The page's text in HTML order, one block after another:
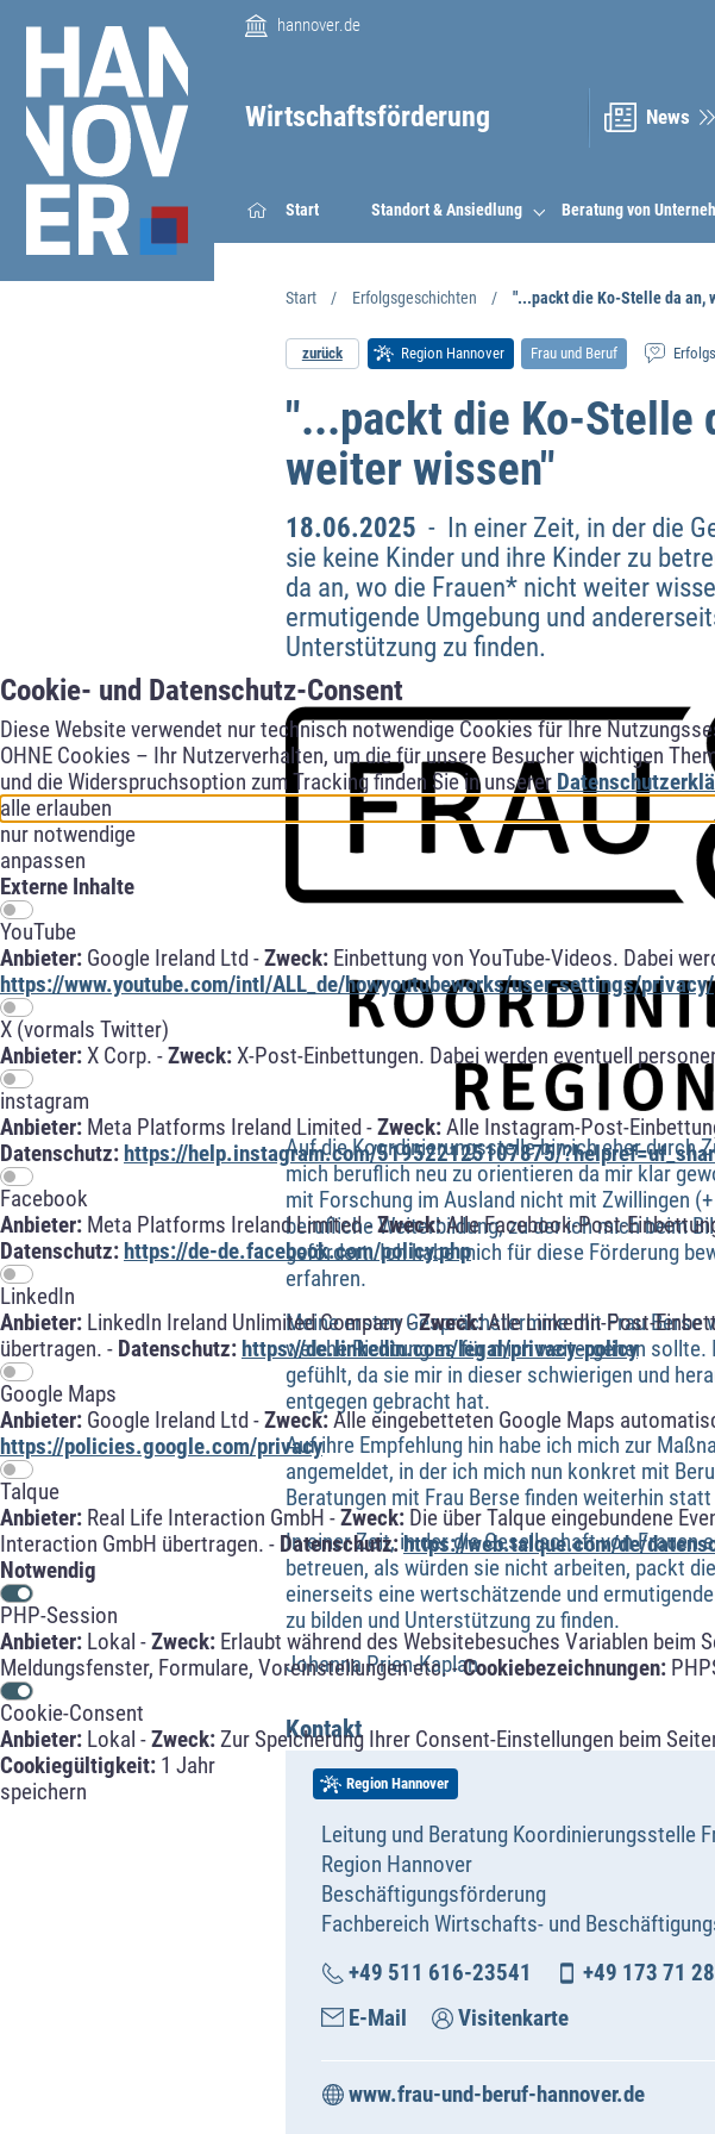
Cookie- und Datenschutz-Consent
Diese Website verwendet nur technisch notwendige Cookies für Ihre
OHNE Cookies – Ihr Nutzerverhalten, um die für unsere Besucher wichtigen
und die Widerspruchsoption zum Tracking finden Sie in unserer
alle erlauben
nur notwendige
anpassen
Externe Inhalte
YouTube
Anbieter: Google Ireland Ltd -Zweck: Einbettung von YouTube-Videos. Dabei
https://www.youtube.com/intl/ALL_de/howyoutubeworks/user-settings/privacy/
X (vormals Twitter)
Anbieter:X Corp. -Zweck:X-Post-Einbettungen. Dabei werden eventuell
instagram
Anbieter: Meta Platforms Ireland Limited -Zweck:Alle Instagram-Post-
Datenschutz: https://help.instagram.com/519522125107875/
Facebook
Anbieter: Meta Platforms Ireland Limited -Zweck:Alle Facebook-Post-
Datenschutz: https://de-de.facebook.com/policy.php
LinkedIn
Anbieter: LinkedIn Ireland Unlimited Company -Zweck:Alle LinkedIn-Post-
übertragen. - Datenschutz: https://de.linkedin.com/legal/privacy-policy
Google Maps
Anbieter: Google Ireland Ltd -Zweck:Alle eingebetteten Google Maps
https://policies.google.com/privacy
Talque
Anbieter: Real Life Interaction GmbH -Zweck: Die über Talque eingebundene
Interaction GmbH übertragen. - Datenschutz: https://web.talque.com/de/
Notwendig
PHP-Session
Anbieter: Lokal -Zweck: Erlaubt während des Websitebesuches Variablen beim
Meldungsfenster, Formulare, Voreinstellungen etc. -Cookiebezeichnungen:
Cookie-Consent
Anbieter: Lokal -Zweck:Zur Speicherung Ihrer Consent-Einstellungen beim
Cookiegültigkeit: 1 Jahr
speichern
Wirtschaftsförderung
Start Standort & Ansiedlung Beratung von
hannover.de
News
Start Erfolgsgeschichten "...packt die Ko-Stelle da an,
zurück Region Hannover Frau und Beruf
"...packt die Ko-Stelle
weiter wissen"
18.06.2025 - In einer Zeit, in der die
sie keine Kinder und ihre Kinder zu
da an, wo die Frauen* nicht weiter
ermutigende Umgebung und
Unterstützung zu finden.
Auf die Koordinierungsstelle bin ich eher durch
mich beruflich neu zu orientieren da mir klar
mit Forschung im Ausland nicht mit Zwillingen
berufliche Weiterbildung, zu der ich mich beim
gefördert. Ich habe mich für diese Förderung
erfahren.
Meine ersten Gesprächstermine mit Frau
welche Richtung es für mich weitergehen
gefühlt, da sie mir in dieser schwierigen und
entgegen gebracht hat.
Auf ihre Empfehlung hin habe ich mich zur
angemeldet, in der ich mich nun konkret mit
Beratungen mit Frau Berse finden weiterhin
In einer Zeit, in der die Gesellschaft von Frauen
betreuen, als würden sie nicht arbeiten, packt
einerseits eine wertschätzende und
zu bilden und Unterstützung zu finden.
Johanna Prien-Kaplan
Kontakt
Region Hannover
Leitung und Beratung Koordinierungsstelle
Region Hannover
Beschäftigungsförderung
Fachbereich Wirtschafts- und
+49 511 616-23541
+49 173 71
E-Mail
Visitenkarte
www.frau-und-beruf-hannover.de